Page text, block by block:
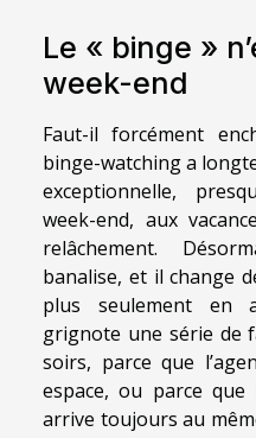
Le « binge »
week-end
Faut-il forcément
binge-watching a
exceptionnelle,
week-end, aux
relâchement.
banalise, et il change
plus seulement en
grignote une série de
soirs, parce que
espace, ou parce que
arrive toujours au